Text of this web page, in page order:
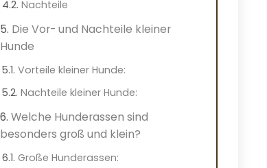
Nachteile
Die Vor- und Nachteile kleiner
Hunde
Vorteile kleiner Hunde:
Nachteile kleiner Hunde:
Welche Hunderassen sind
besonders groß und klein?
Große Hunderassen: